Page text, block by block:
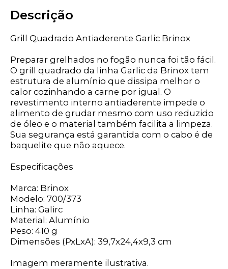
Descrição
Grill Quadrado Antiaderente Garlic Brinox
Preparar grelhados no fogão nunca foi tão fácil.
O grill quadrado da linha Garlic da Brinox tem
estrutura de alumínio que dissipa melhor o
calor cozinhando a carne por igual. O
revestimento interno antiaderente impede o
alimento de grudar mesmo com uso reduzido
de óleo e o material também facilita a limpeza.
Sua segurança está garantida com o cabo é de
baquelite que não aquece.
Especificações
Marca: Brinox
Modelo: 700/373
Linha: Galirc
Material: Alumínio
Peso: 410 g
Dimensões (PxLxA): 39,7x24,4x9,3 cm
Imagem meramente ilustrativa.